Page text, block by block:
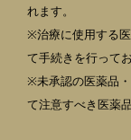
れます。
※治療に使用する
て手続きを行ってお
※未承認の医薬品
て注意すべき医薬